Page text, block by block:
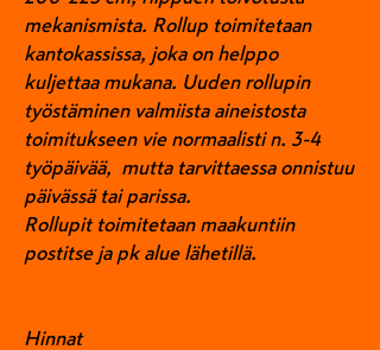
mekanismista. Rollup toimitetaan
kantokassissa, joka on helppo
kuljettaa mukana. Uuden rollupin
työstäminen valmiista aineistosta
toimitukseen vie normaalisti n. 3-4
työpäivää, mutta tarvittaessa onnistuu
päivässä tai parissa.
Rollupit toimitetaan maakuntiin
postitse ja pk alue lähetillä.
Hinnat